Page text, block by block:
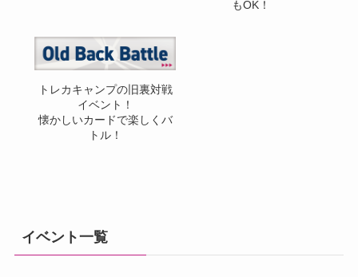
もOK！
トレカキャンプの旧裏対戦
イベント！
懐かしいカードで楽しくバ
トル！
イベント一覧